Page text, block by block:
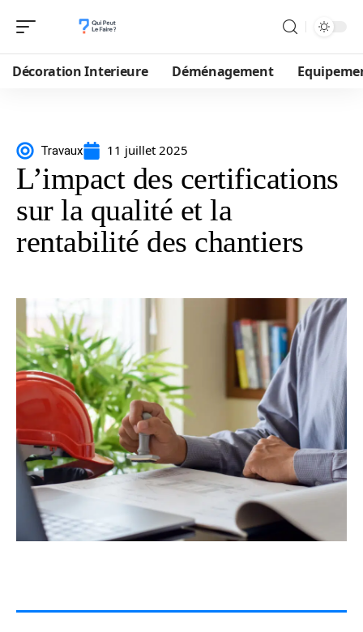
Décoration Interieure Déménagement
Travaux 11 juillet 2025
L’impact des certifications
sur la qualité et la
rentabilité des chantiers